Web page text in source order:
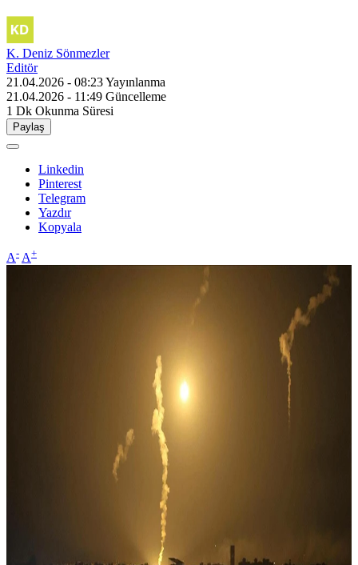
K. Deniz Sönmezler
Editör
21.04.2026 - 08:23Yayınlanma
21.04.2026 - 11:49 Güncelleme
1 Dk Okunma Süresi
Paylaş
Linkedin
Pinterest
Telegram
Yazdır
Kopyala
A- A+